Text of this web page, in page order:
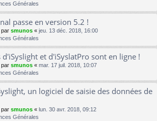
Générales
passe en version 5.2 !
par smunos « jeu. 13 déc. 2018, 16:00
Générales
d'iSyslight et d'iSyslatPro sont en ligne !
par smunos « mar. 17 juil. 2018, 10:07
Générales
un logiciel de saisie des données de
par smunos « lun. 30 avr. 2018, 09:12
Générales